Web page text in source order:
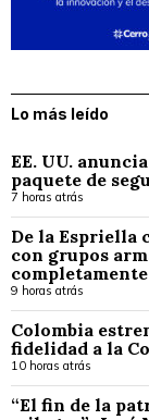
Lo más leído
EE. UU.
paquete de
7 horas atrás
De la Espriella
con grupos
9 horas atrás
Colombia
fidelidad a la
10 horas atrás
“El fin de la